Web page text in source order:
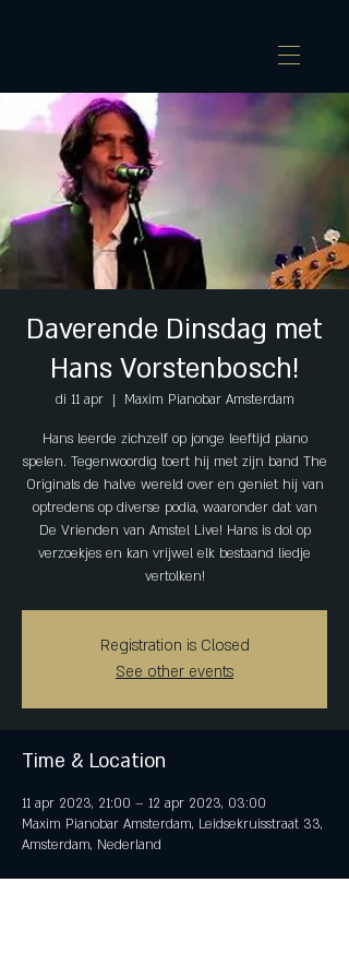
Daverende Dinsdag met
Hans Vorstenbosch!
di 11 apr
  |
Maxim Pianobar Amsterdam
Hans leerde zichzelf op jonge leeftijd piano
spelen. Tegenwoordig toert hij met zijn band The
Originals de halve wereld over en geniet hij van
optredens op diverse podia, waaronder dat van
De Vrienden van Amstel Live! Hans is dol op
verzoekjes en kan vrijwel elk bestaand liedje
vertolken!
Registration is Closed
See other events
Time & Location
11 apr 2023, 21:00 – 12 apr 2023, 03:00
Maxim Pianobar Amsterdam, Leidsekruisstraat 33,
Amsterdam, Nederland